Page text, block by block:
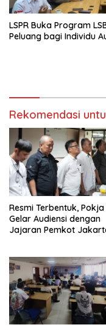
LSPR Buka Program
Peluang bagi Individu
Rekomendasi
Resmi Terbentuk, Pokja
Gelar Audiensi dengan
Jajaran Pemkot